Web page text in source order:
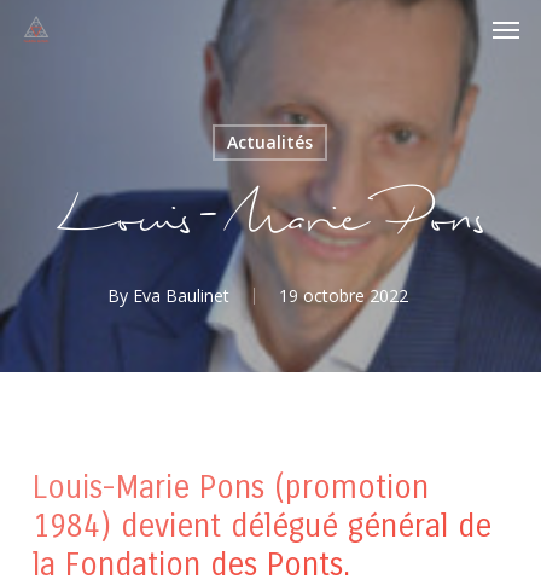
Actualités
Louis-Marie Pons
By Eva Baulinet 19 octobre 2022
Louis-Marie Pons (promotion
1984) devient délégué général de
la Fondation des Ponts.